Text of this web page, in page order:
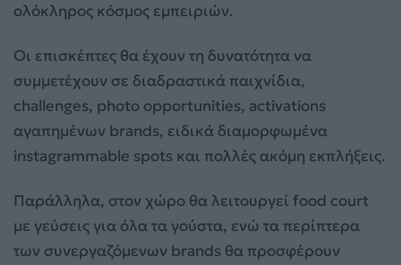
ολόκληρος κόσμος εμπειριών.
Οι επισκέπτες θα έχουν τη δυνατότητα να
συμμετέχουν σε διαδραστικά παιχνίδια,
challenges, photo opportunities, activations
αγαπημένων brands, ειδικά διαμορφωμένα
instagrammable spots και πολλές ακόμη εκπλήξεις.
Παράλληλα, στον χώρο θα λειτουργεί food court
με γεύσεις για όλα τα γούστα, ενώ τα περίπτερα
των συνεργαζόμενων brands θα προσφέρουν